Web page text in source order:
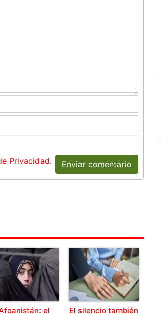
Privacidad. Enviar comentario
el El silencio también